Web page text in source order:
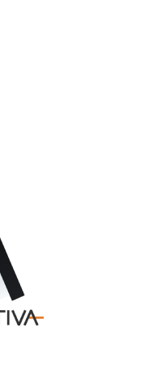
dhe
Bekim
e
të